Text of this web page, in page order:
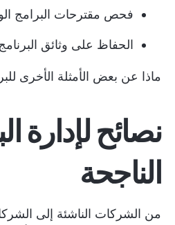
فحص مقترحات البرامج
الحفاظ على وثائق
ماذا عن بعض الأمثلة الأخرى
نصائح لإدارة
الناجحة
من الشركات الناشئة إلى